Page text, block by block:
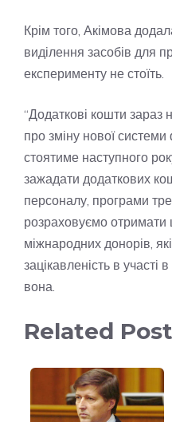
Крім того, Акімова
виділення засобів для
експерименту не стоїть.
“Додаткові кошти
про зміну нової
стоятиме наступного
зажадати додаткових
персоналу, програми
розраховуємо отримати
міжнародних донорів,
зацікавленість в участі
вона.
Related